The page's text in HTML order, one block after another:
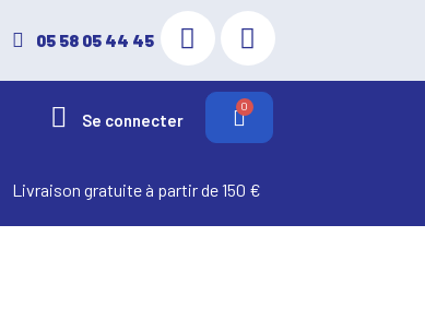
05 58 05 44 45
Se connecter
Livraison gratuite à partir de 150 €